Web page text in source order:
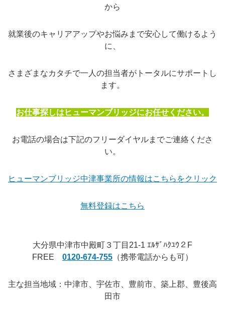
から
就業後のキャリアアップやお悩みまで安心して働けるよう
に、
さまざまなカタチで一人の担当者がトータルにサポートし
ます。
お仕事探しはヒューマンブリッジにお任せください。
お電話の場合は下記のフリーダイヤルまでご連絡くださ
い。
ヒューマンブリッジ中津事業所の情報はこちらをクリック
無料登録はこちら
大分県中津市中殿町３丁目21-1 ｴﾙｻﾞﾊｸﾕｳ２F
FREE 0120-674-755 （携帯電話からも可）
主な担当地域：中津市、宇佐市、豊前市、築上郡、豊後高
田市